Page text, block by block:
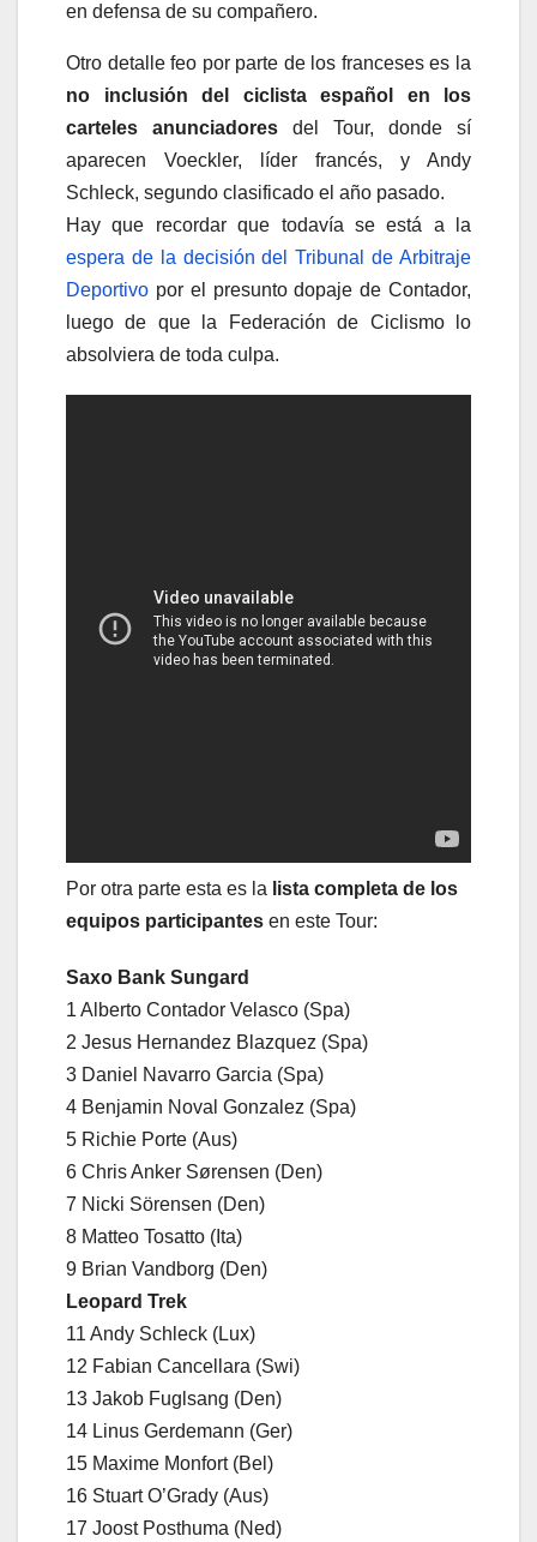
en defensa de su compañero.
Otro detalle feo por parte de los franceses es la
no inclusión del ciclista español en los
carteles anunciadores del Tour, donde sí
aparecen Voeckler, líder francés, y Andy
Schleck, segundo clasificado el año pasado.
Hay que recordar que todavía se está a la
espera de la decisión del Tribunal de Arbitraje
Deportivo por el presunto dopaje de Contador,
luego de que la Federación de Ciclismo lo
absolviera de toda culpa.
Por otra parte esta es la lista completa de los
equipos participantes en este Tour:
Saxo Bank Sungard
1 Alberto Contador Velasco (Spa)
2 Jesus Hernandez Blazquez (Spa)
3 Daniel Navarro Garcia (Spa)
4 Benjamin Noval Gonzalez (Spa)
5 Richie Porte (Aus)
6 Chris Anker Sørensen (Den)
7 Nicki Sörensen (Den)
8 Matteo Tosatto (Ita)
9 Brian Vandborg (Den)
Leopard Trek
11 Andy Schleck (Lux)
12 Fabian Cancellara (Swi)
13 Jakob Fuglsang (Den)
14 Linus Gerdemann (Ger)
15 Maxime Monfort (Bel)
16 Stuart O’Grady (Aus)
17 Joost Posthuma (Ned)